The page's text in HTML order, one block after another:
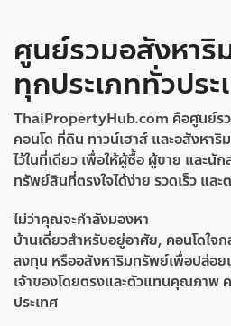
ศูนย์รวมอสังหา
ทุกประเภททั่วประ
ThaiPropertyHub.com คือศูนย์รว
คอนโด ที่ดิน ทาวน์เฮาส์ และอสังหา
ไว้ในที่เดียว เพื่อให้ผู้ซื้อ ผู้ขาย และนั
ทรัพย์สินที่ตรงใจได้ง่าย รวดเร็ว แล
ไม่ว่าคุณจะกำลังมองหา
บ้านเดี่ยวสำหรับอยู่อาศัย, คอนโดใจ
ลงทุน หรืออสังหาริมทรัพย์เพื่อปล่อยเ
เจ้าของโดยตรงและตัวแทนคุณภาพ
ประเทศ